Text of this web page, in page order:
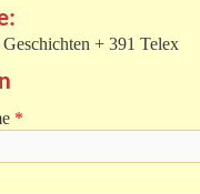
+ 391 Telex
*